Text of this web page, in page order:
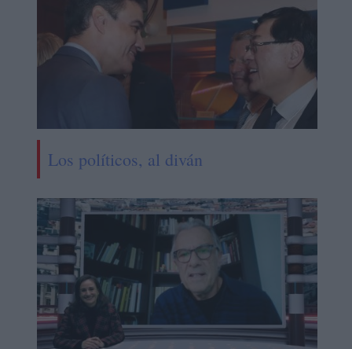
Los políticos, al diván